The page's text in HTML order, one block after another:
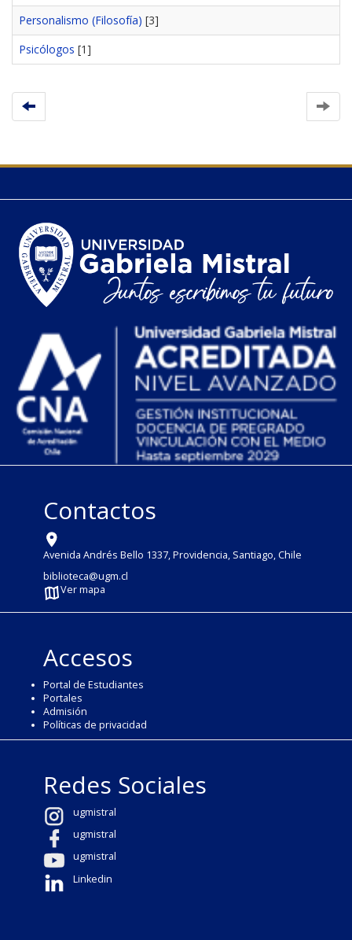
Personalismo (Filosofía) [3]
Psicólogos [1]
Contactos
Avenida Andrés Bello 1337, Providencia, Santiago, Chile
biblioteca@ugm.cl
Ver mapa
Accesos
Portal de Estudiantes
Portales
Admisión
Políticas de privacidad
Redes Sociales
ugmistral
ugmistral
ugmistral
Linkedin